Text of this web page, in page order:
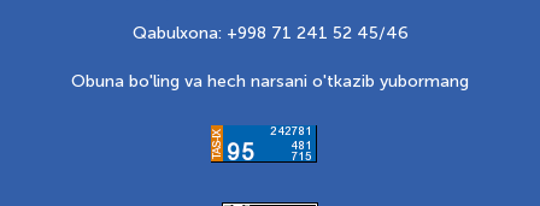
Qabulxona: +998 71 241 52 45/46
Obuna bo'ling va hech narsani o'tkazib yubormang